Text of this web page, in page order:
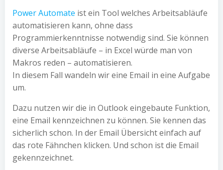
Power Automate ist ein Tool welches Arbeitsabläufe
automatisieren kann, ohne dass
Programmierkenntnisse notwendig sind. Sie können
diverse Arbeitsabläufe – in Excel würde man von
Makros reden – automatisieren.
In diesem Fall wandeln wir eine Email in eine Aufgabe
um.
Dazu nutzen wir die in Outlook eingebaute Funktion,
eine Email kennzeichnen zu können. Sie kennen das
sicherlich schon. In der Email Übersicht einfach auf
das rote Fähnchen klicken. Und schon ist die Email
gekennzeichnet.